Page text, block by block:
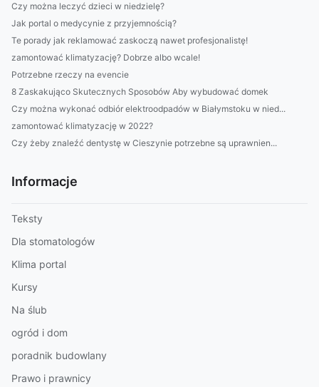
Czy można leczyć dzieci w niedzielę?
Jak portal o medycynie z przyjemnością?
Te porady jak reklamować zaskoczą nawet profesjonalistę!
zamontować klimatyzację? Dobrze albo wcale!
Potrzebne rzeczy na evencie
8 Zaskakująco Skutecznych Sposobów Aby wybudować domek
Czy można wykonać odbiór elektroodpadów w Białymstoku w nied...
zamontować klimatyzację w 2022?
Czy żeby znaleźć dentystę w Cieszynie potrzebne są uprawnien...
Informacje
Teksty
Dla stomatologów
Klima portal
Kursy
Na ślub
ogród i dom
poradnik budowlany
Prawo i prawnicy